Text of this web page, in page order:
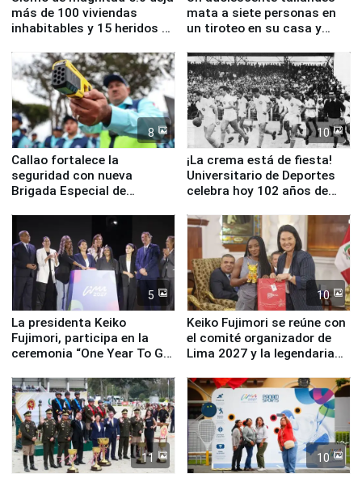
más de 100 viviendas
inhabitables y 15 heridos en
mata a siete personas en
un tiroteo en su casa y
8
Callao fortalece la
seguridad con nueva
Brigada Especial de
equipamiento para
Serenazgo
10
¡La crema está de fiesta!
Universitario de Deportes
celebra hoy 102 años de
5
La presidenta Keiko
Fujimori, participa en la
ceremonia “One Year To Go
10
Keiko Fujimori se reúne con
el comité organizador de
Lima 2027 y la legendaria
11 10